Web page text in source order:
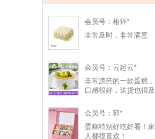
会员号：相怀*
非常及时，非常满意
会员号：云起云*
非常漂亮的一款蛋糕，
口感很好，送货也很及
谢谢！
会员号：郭*
蛋糕特别好吃好看！家
人都很喜欢！